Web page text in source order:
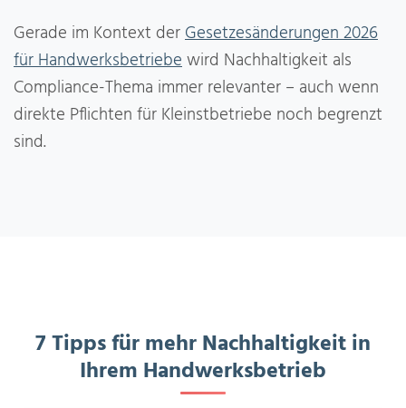
Gerade im Kontext derGesetzesänderungen 2026
für Handwerksbetriebewird Nachhaltigkeit als
Compliance-Thema immer relevanter – auch wenn
direkte Pflichten für Kleinstbetriebe noch begrenzt
sind.
7 Tipps für mehr Nachhaltigkeit in
Ihrem Handwerksbetrieb